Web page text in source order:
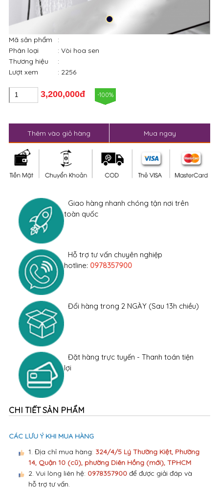
Mã sản phẩm
:
Phân loại
: Vòi hoa sen
Thương hiệu
:
Lượt xem
: 2256
3,200,000đ -100%
Thêm vào giỏ hàng Mua ngay
Giao hàng nhanh chóng tận nơi trên
toàn quốc
Hỗ trợ tư vấn chuyên nghiệp
hotline: 0978357900
Đổi hàng trong 2 NGÀY (Sau 13h chiều)
Đặt hàng trực tuyến - Thanh toán tiện
lợi
CHI TIẾT SẢN PHẨM
CÁC LƯU Ý KHI MUA HÀNG
1. Địa chỉ mua hàng: 324/4/5 Lý Thường Kiệt, Phường
14, Quận 10 (cũ), phường Diên Hồng (mới), TPHCM
2. Vui lòng liên hệ: 0978357900để được giải đáp và
hỗ trợ tư vấn.